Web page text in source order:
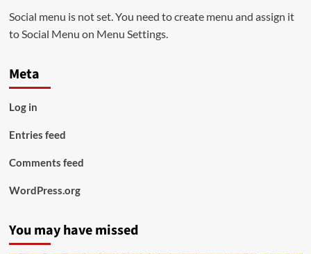
Social menu is not set. You need to create menu and assign it
to Social Menu on Menu Settings.
Meta
Log in
Entries feed
Comments feed
WordPress.org
You may have missed